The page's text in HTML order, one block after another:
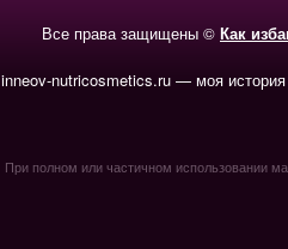
Все права защищены © Как
inneov-nutricosmetics.ru — моя
При полном или частичном использовании